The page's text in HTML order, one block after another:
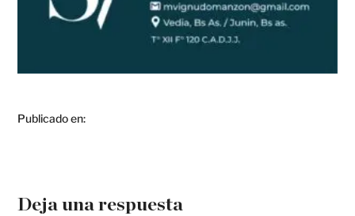
Publicado en:
Deja una respuesta